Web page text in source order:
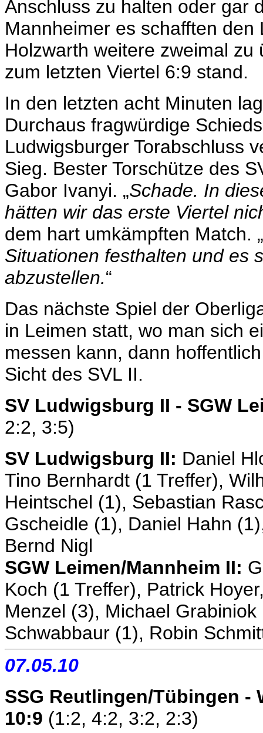
Anschluss zu halten oder gar
Mannheimer es schafften
Holzwarth weitere zweimal
zum letzten Viertel 6:9 stand.
In den letzten acht Minuten
Durchaus fragwürdige
Ludwigsburger Torabschluss
Sieg. Bester Torschütze des
Gabor Ivanyi. „Schade. In
hätten wir das erste Viertel
dem hart umkämpften Match. „
Situationen festhalten und es
abzustellen.“
Das nächste Spiel der
in Leimen statt, wo man sich
messen kann, dann
Sicht des SVL II.
SV Ludwigsburg II - SGW
2:2, 3:5)
SV Ludwigsburg II: Daniel
Tino Bernhardt (1 Treffer),
Heintschel (1), Sebastian
Gscheidle (1), Daniel Hahn
Bernd Nigl
SGW Leimen/Mannheim II:
Koch (1 Treffer), Patrick
Menzel (3), Michael
Schwabbaur (1), Robin
07.05.10
SSG Reutlingen/Tübingen -
10:9 (1:2, 4:2, 3:2, 2:3)